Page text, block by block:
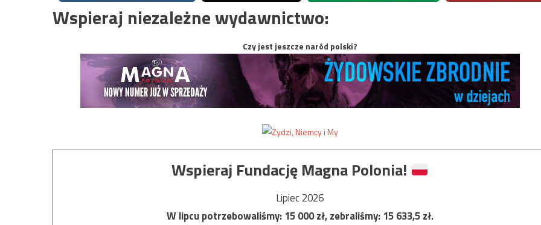
Wspieraj niezależne wydawnictwo:
Czy jest jeszcze naród polski?
Wspieraj Fundację Magna Polonia!
Lipiec 2026
W lipcu potrzebowaliśmy:15 000zł, zebraliśmy:15 633,5zł.